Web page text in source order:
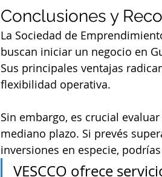
Conclusiones y
La Sociedad de
buscan iniciar un negocio en
Sus principales ventajas
flexibilidad operativa.
Sin embargo, es crucial
mediano plazo. Si prevés
inversiones en especie,
VESCCO ofrece